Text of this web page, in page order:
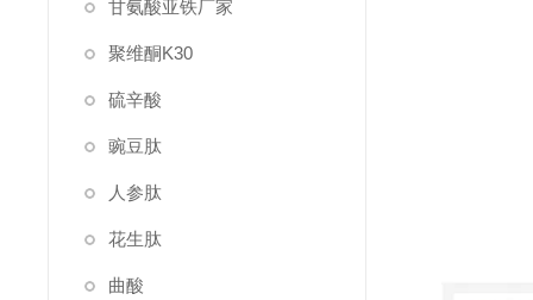
甘氨酸亚铁厂家
聚维酮K30
硫辛酸
豌豆肽
人参肽
花生肽
曲酸